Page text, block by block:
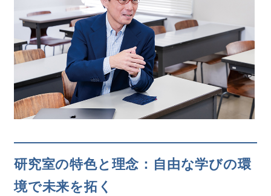
研究室の特色と理念：自由な学びの環
境で未来を拓く